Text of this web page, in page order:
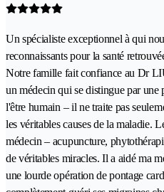
Un spécialiste exceptionnel à qui
reconnaissants pour la santé
Notre famille fait confiance au Dr
un médecin qui se distingue par
l'être humain – il ne traite pas
les véritables causes de la maladie.
médecin – acupuncture,
de véritables miracles. Il a aidé ma
une lourde opération de pontage